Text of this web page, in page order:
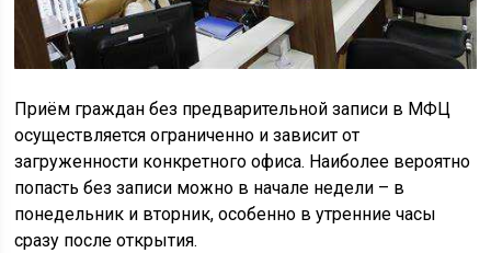
Приём граждан без предварительной записи в МФЦ
осуществляется ограниченно и зависит от
загруженности конкретного офиса. Наиболее вероятно
попасть без записи можно в начале недели – в
понедельник и вторник, особенно в утренние часы
сразу после открытия.